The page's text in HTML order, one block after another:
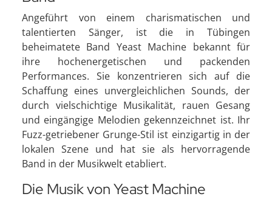
Angeführt von einem charismatischen und
talentierten Sänger, ist die in Tübingen
beheimatete Band Yeast Machine bekannt für
ihre hochenergetischen und packenden
Performances. Sie konzentrieren sich auf die
Schaffung eines unvergleichlichen Sounds, der
durch vielschichtige Musikalität, rauen Gesang
und eingängige Melodien gekennzeichnet ist. Ihr
Fuzz-getriebener Grunge-Stil ist einzigartig in der
lokalen Szene und hat sie als hervorragende
Band in der Musikwelt etabliert.
Die Musik von Yeast Machine